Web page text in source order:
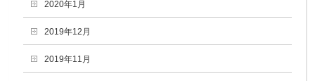
2020年1月
2019年12月
2019年11月